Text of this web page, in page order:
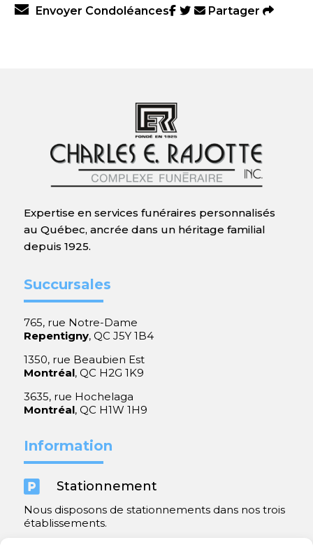
Envoyer Condoléances
Partager
Expertise en services funéraires personnalisés
au Québec, ancrée dans un héritage familial
depuis 1925.
Succursales
765, rue Notre-Dame
Repentigny, QC J5Y 1B4
1350, rue Beaubien Est
Montréal, QC H2G 1K9
3635, rue Hochelaga
Montréal, QC H1W 1H9
Information
 Stationnement
Nous disposons de stationnements dans nos trois
établissements.